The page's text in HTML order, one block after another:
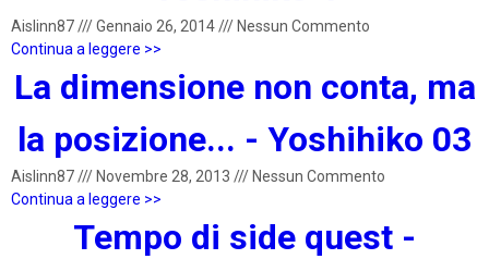
Aislinn87///Gennaio 26, 2014/// Nessun Commento
Continua a leggere >>
La dimensione non conta, ma
la posizione... - Yoshihiko 03
Aislinn87/// Novembre 28, 2013 /// Nessun Commento
Continua a leggere >>
Tempo di side quest -